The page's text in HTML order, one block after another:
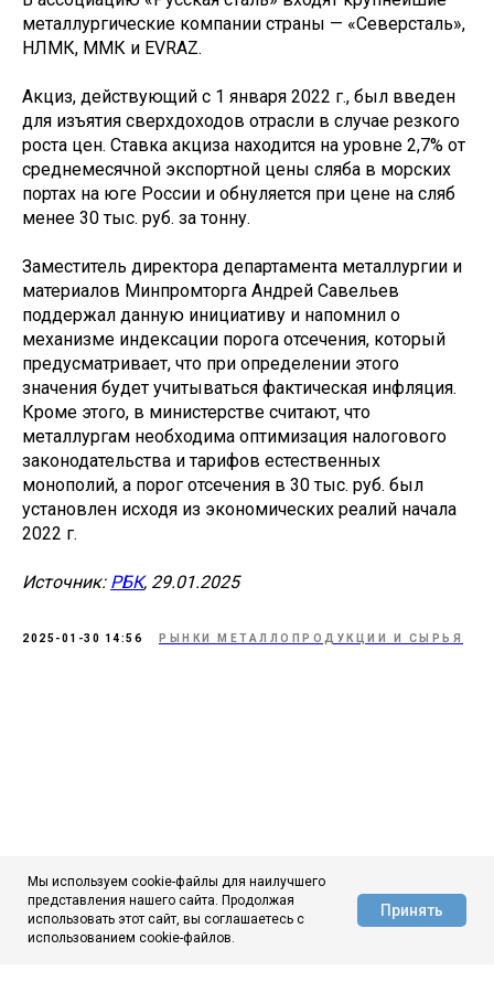
металлургические компании страны — «Северсталь»,
НЛМК, ММК и EVRAZ.
Акциз, действующий с 1 января 2022 г., был введен
для изъятия сверхдоходов отрасли в случае резкого
роста цен. Ставка акциза находится на уровне 2,7% от
среднемесячной экспортной цены сляба в морских
портах на юге России и обнуляется при цене на сляб
менее 30 тыс. руб. за тонну.
Заместитель директора департамента металлургии и
материалов Минпромторга Андрей Савельев
поддержал данную инициативу и напомнил о
механизме индексации порога отсечения, который
предусматривает, что при определении этого
значения будет учитываться фактическая инфляция.
Кроме этого, в министерстве считают, что
металлургам необходима оптимизация налогового
законодательства и тарифов естественных
монополий, а порог отсечения в 30 тыс. руб. был
установлен исходя из экономических реалий начала
2022 г.
Источник: РБК, 29.01.2025
2025-01-30 14:56 РЫНКИ МЕТАЛЛОПРОДУКЦИИ И СЫРЬЯ
АЦ ЦНИИчермет
Мы используем cookie-файлы для наилучшего
представления нашего сайта. Продолжая
использовать этот сайт, вы соглашаетесь с
использованием cookie-файлов.
Принять